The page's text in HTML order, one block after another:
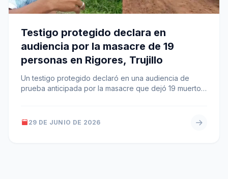
Testigo protegido declara en
audiencia por la masacre de 19
personas en Rigores, Trujillo
Un testigo protegido declaró en una audiencia de
prueba anticipada por la masacre que dejó 19 muertos
29 DE JUNIO DE 2026